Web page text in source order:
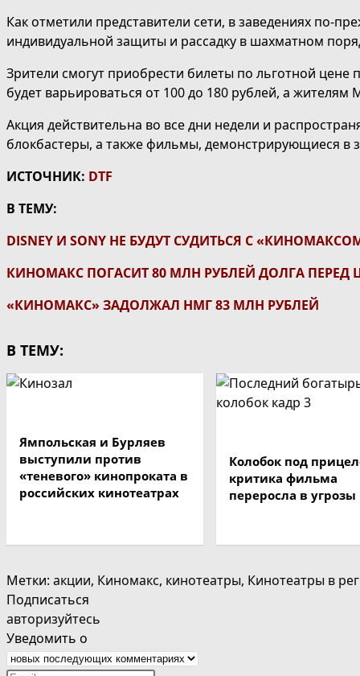
Как отметили представители сети, в заведениях по-
индивидуальной защиты и рассадку в шахматном
Зрители смогут приобрести билеты по льготной
будет варьироваться от 100 до 180 рублей, а
Акция действительна во все дни недели и
блокбастеры, а также фильмы, демонстрирующиеся в
ИСТОЧНИК: DTF
В ТЕМУ:
DISNEY И SONY НЕ БУДУТ СУДИТЬСЯ С
КИНОМАКС ПОГАСИТ 80 МЛН РУБЛЕЙ ДОЛГА ПЕРЕД
«КИНОМАКС» ЗАДОЛЖАЛ НМГ 83 МЛН РУБЛЕЙ
В ТЕМУ:
Ямпольская и Бурляев
выступили против
«теневого» кинопроката в
российских кинотеатрах
Колобок под
критика фильма
переросла в угрозы
Метки: акции, Киномакс, кинотеатры, Кинотеатры в
Подписаться
авторизуйтесь
Уведомить о